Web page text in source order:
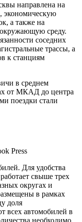
направлена на
экономическую
а также на
окружающую среду.
соседних
трассы, а
к станциям
в среднем
от МКАД до центра
поездки стали
Press
Для удобства
свыше трех
округах и
в рамках
доля
всех автомобилей в